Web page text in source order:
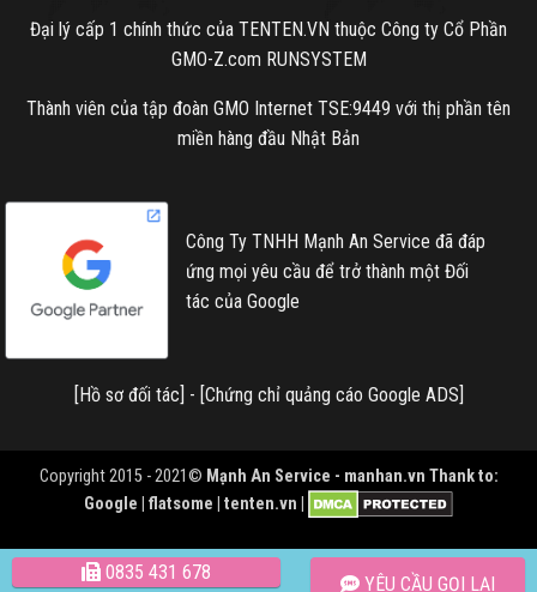
Đại lý cấp 1 chính thức của TENTEN.VN thuộc Công ty Cổ Phần
GMO-Z.com RUNSYSTEM
Thành viên của tập đoàn GMO Internet TSE:9449 với thị phần tên
miền hàng đầu Nhật Bản
Công Ty TNHH Mạnh An Service đã đáp
ứng mọi yêu cầu để trở thành một Đối
tác của Google
[Hồ sơ đối tác] - [Chứng chỉ quảng cáo Google ADS]
Copyright 2015 - 2021© Mạnh An Service - manhan.vn Thank to:
Google | flatsome | tenten.vn |
0835 431 678
YÊU CẦU GỌI LẠI